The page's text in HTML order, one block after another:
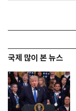
국제 많이 본 뉴스